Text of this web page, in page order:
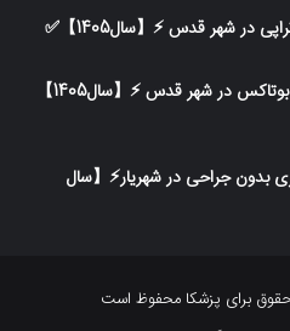
معرفی 10 تا از بهترین دکتر تزریق بوتاکس در شهر قدس ⚡️【سال1405】
لاغری بدون جراحی در شهریار⚡【سال